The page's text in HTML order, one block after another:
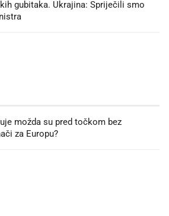
gubitaka. Ukrajina: Spriječili smo
možda su pred točkom bez
za Europu?